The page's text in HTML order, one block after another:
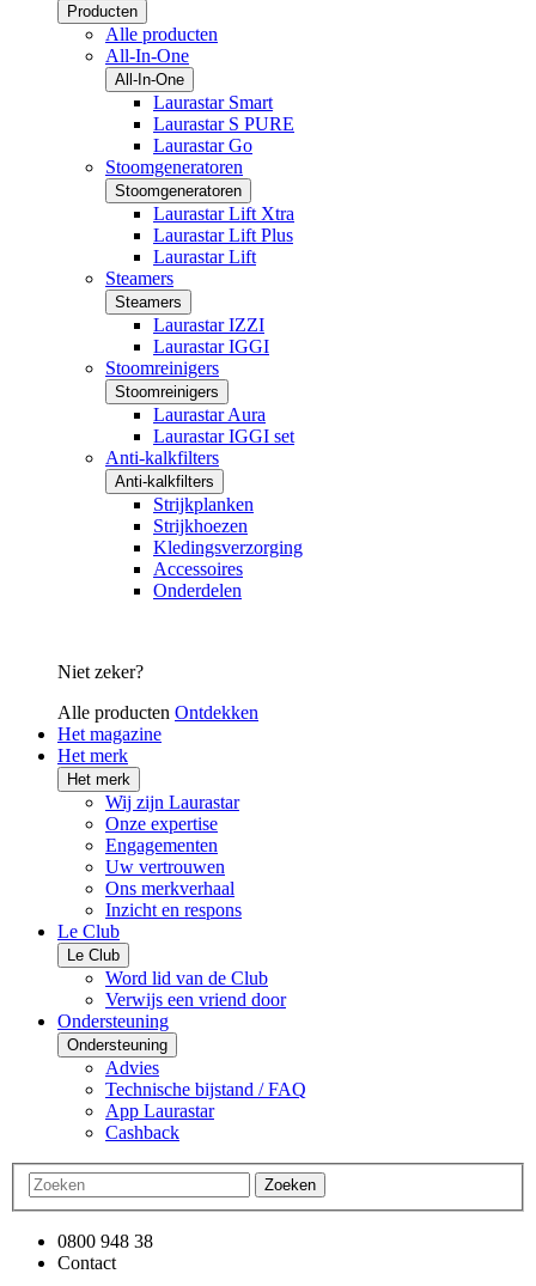
Producten
Alle producten
All-In-One
All-In-One
Laurastar Smart
Laurastar S PURE
Laurastar Go
Stoomgeneratoren
Stoomgeneratoren
Laurastar Lift Xtra
Laurastar Lift Plus
Laurastar Lift
Steamers
Steamers
Laurastar IZZI
Laurastar IGGI
Stoomreinigers
Stoomreinigers
Laurastar Aura
Laurastar IGGI set
Anti-kalkfilters
Anti-kalkfilters
Strijkplanken
Strijkhoezen
Kledingsverzorging
Accessoires
Onderdelen
Niet zeker?
Alle producten Ontdekken
Het magazine
Het merk
Het merk
Wij zijn Laurastar
Onze expertise
Engagementen
Uw vertrouwen
Ons merkverhaal
Inzicht en respons
Le Club
Le Club
Word lid van de Club
Verwijs een vriend door
Ondersteuning
Ondersteuning
Advies
Technische bijstand / FAQ
App Laurastar
Cashback
Zoeken
0800 948 38
Contact